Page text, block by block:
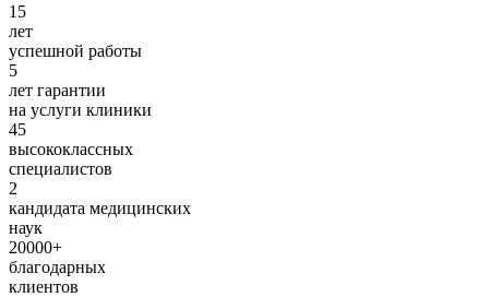
15
лет
успешной работы
5
лет гарантии
на услуги клиники
45
высококлассных
специалистов
2
кандидата медицинских
наук
20000+
благодарных
клиентов